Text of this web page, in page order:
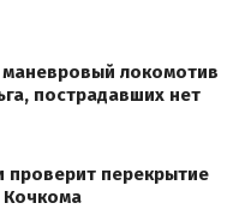
маневровый локомотив
пострадавших нет
проверит перекрытие
Кочкома